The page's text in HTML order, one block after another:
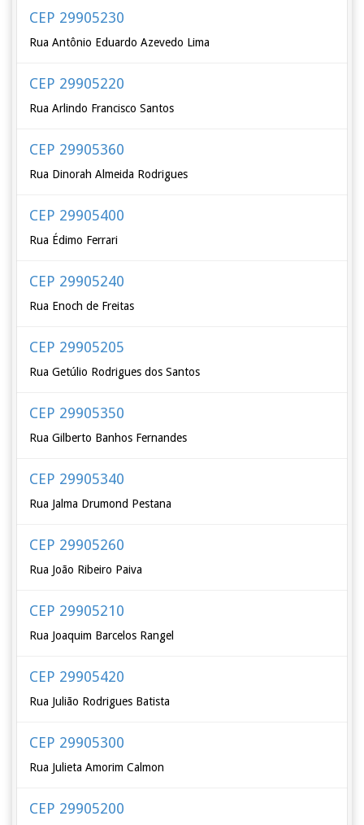
CEP 29905230
Rua Antônio Eduardo Azevedo Lima
CEP 29905220
Rua Arlindo Francisco Santos
CEP 29905360
Rua Dinorah Almeida Rodrigues
CEP 29905400
Rua Édimo Ferrari
CEP 29905240
Rua Enoch de Freitas
CEP 29905205
Rua Getúlio Rodrigues dos Santos
CEP 29905350
Rua Gilberto Banhos Fernandes
CEP 29905340
Rua Jalma Drumond Pestana
CEP 29905260
Rua João Ribeiro Paiva
CEP 29905210
Rua Joaquim Barcelos Rangel
CEP 29905420
Rua Julião Rodrigues Batista
CEP 29905300
Rua Julieta Amorim Calmon
CEP 29905200